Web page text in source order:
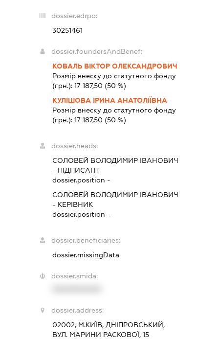
dossier.edrpo:
30251461
dossier.foundersAndBenef:
КОВАЛЬ ВІКТОР ОЛЕКСАНДРОВИЧ
Розмір внеску до статутного фонду
(грн.): 17 187,50 (50 %)
КУЛІШОВА ІРИНА АНАТОЛІЇВНА
Розмір внеску до статутного фонду
(грн.): 17 187,50 (50 %)
dossier.heads:
СОЛОВЕЙ ВОЛОДИМИР ІВАНОВИЧ
- ПІДПИСАНТ
dossier.position -
СОЛОВЕЙ ВОЛОДИМИР ІВАНОВИЧ
- КЕРІВНИК
dossier.position -
dossier.beneficiaries:
dossier.missingData
dossier.smida:
dossier.address:
02002, М.КИЇВ, ДНІПРОВСЬКИЙ,
ВУЛ. МАРИНИ РАСКОВОЇ, 15